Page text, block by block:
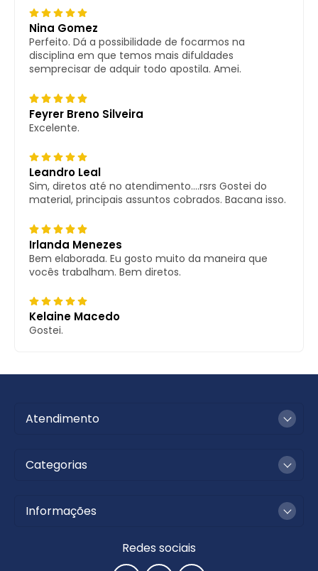
Nina Gomez
Perfeito. Dá a possibilidade de focarmos na
disciplina em que temos mais difuldades
semprecisar de adquir todo apostila. Amei.
Feyrer Breno Silveira
Excelente.
Leandro Leal
Sim, diretos até no atendimento....rsrs Gostei do
material, principais assuntos cobrados. Bacana isso.
Irlanda Menezes
Bem elaborada. Eu gosto muito da maneira que
vocês trabalham. Bem diretos.
Kelaine Macedo
Gostei.
Categorias
Informações
Atendimento
Redes sociais